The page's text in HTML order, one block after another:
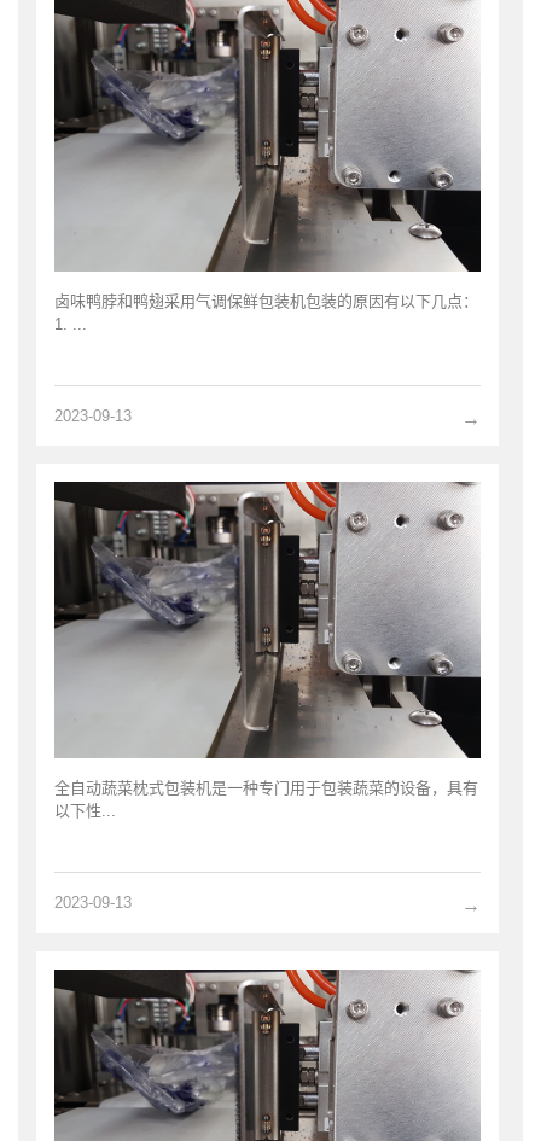
卤味鸭脖和鸭翅采用气调保鲜包装机包装的原因有以下几点：
1. ...
→
2023-09-13
全自动蔬菜枕式包装机是一种专门用于包装蔬菜的设备，具有
以下性...
→
2023-09-13